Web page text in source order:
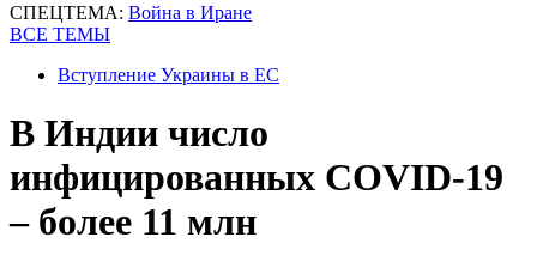
СПЕЦТЕМА: Война в Иране
ВСЕ ТЕМЫ
Вступление Украины в ЕС
В Индии число
инфицированных COVID-19
– более 11 млн